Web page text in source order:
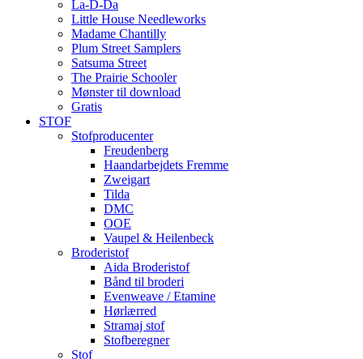
La-D-Da
Little House Needleworks
Madame Chantilly
Plum Street Samplers
Satsuma Street
The Prairie Schooler
Mønster til download
Gratis
STOF
Stofproducenter
Freudenberg
Haandarbejdets Fremme
Zweigart
Tilda
DMC
OOE
Vaupel & Heilenbeck
Broderistof
Aida Broderistof
Bånd til broderi
Evenweave / Etamine
Hørlærred
Stramaj stof
Stofberegner
Stof